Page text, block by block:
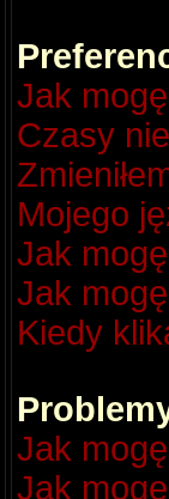
Jak
Czasy
Mojego
Jak
Jak
Kiedy
Jak
Jak